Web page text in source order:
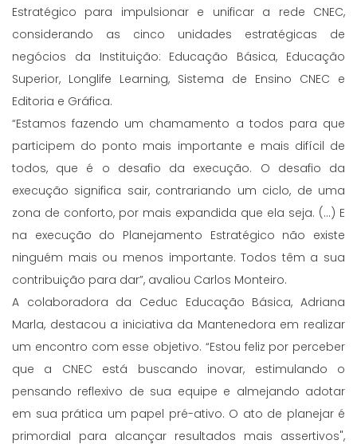
Estratégico para impulsionar e unificar a rede CNEC,
considerando as cinco unidades estratégicas de
negócios da Instituição: Educação Básica, Educação
Superior, Longlife Learning, Sistema de Ensino CNEC e
Editoria e Gráfica.
“Estamos fazendo um chamamento a todos para que
participem do ponto mais importante e mais difícil de
todos, que é o desafio da execução. O desafio da
execução significa sair, contrariando um ciclo, de uma
zona de conforto, por mais expandida que ela seja. (...) E
na execução do Planejamento Estratégico não existe
ninguém mais ou menos importante. Todos têm a sua
contribuição para dar”, avaliou Carlos Monteiro.
A colaboradora da Ceduc Educação Básica, Adriana
Marla, destacou a iniciativa da Mantenedora em realizar
um encontro com esse objetivo. “Estou feliz por perceber
que a CNEC está buscando inovar, estimulando o
pensando reflexivo de sua equipe e almejando adotar
em sua prática um papel pré-ativo. O ato de planejar é
primordial para alcançar resultados mais assertivos",